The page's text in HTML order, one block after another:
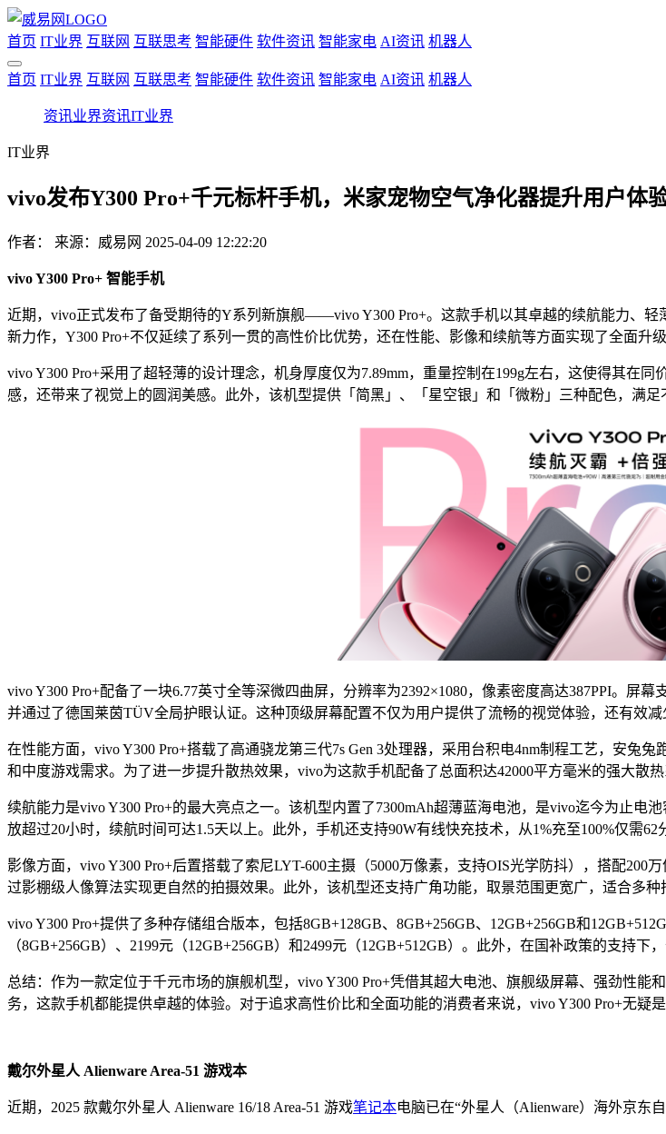
首页 IT业界 互联网 互联思考 智能硬件 软件资讯 智能家电 AI资讯 机器人
首页 IT业界 互联网 互联思考 智能硬件 软件资讯 智能家电 AI资讯 机器人
资讯业界资讯IT业界
IT业界
vivo发布Y300 Pro+千元标杆手机，米家宠物空气净化器提升用户体
作者： 来源：威易网 2025-04-09 12:22:20
vivo Y300 Pro+ 智能手机
近期，vivo正式发布了备受期待的Y系列新旗舰——vivo Y300 Pro+。这款手机以其卓越的续航能力、
新力作，Y300 Pro+不仅延续了系列一贯的高性价比优势，还在性能、影像和续航等方面实现了全面升级
vivo Y300 Pro+采用了超轻薄的设计理念，机身厚度仅为7.89mm，重量控制在199g左右，这使得其在
感，还带来了视觉上的圆润美感。此外，该机型提供「简黑」、「星空银」和「微粉」三种配色，满足
vivo Y300 Pro+配备了一块6.77英寸全等深微四曲屏，分辨率为2392×1080，像素密度高达387PPI。屏
并通过了德国莱茵TÜV全局护眼认证。这种顶级屏幕配置不仅为用户提供了流畅的视觉体验，还有效减
在性能方面，vivo Y300 Pro+搭载了高通骁龙第三代7s Gen 3处理器，采用台积电4nm制程工艺，安兔
和中度游戏需求。为了进一步提升散热效果，vivo为这款手机配备了总面积达42000平方毫米的强大散
续航能力是vivo Y300 Pro+的最大亮点之一。该机型内置了7300mAh超薄蓝海电池，是vivo迄今为止
放超过20小时，续航时间可达1.5天以上。此外，手机还支持90W有线快充技术，从1%充至100%仅需
影像方面，vivo Y300 Pro+后置搭载了索尼LYT-600主摄（5000万像素，支持OIS光学防抖），搭配
过影棚级人像算法实现更自然的拍摄效果。此外，该机型还支持广角功能，取景范围更宽广，适合多种
vivo Y300 Pro+提供了多种存储组合版本，包括8GB+128GB、8GB+256GB、12GB+256GB和
（8GB+256GB）、2199元（12GB+256GB）和2499元（12GB+512GB）。此外，在国补政策的支持下
总结：作为一款定位于千元市场的旗舰机型，vivo Y300 Pro+凭借其超大电池、旗舰级屏幕、强劲性
务，这款手机都能提供卓越的体验。对于追求高性价比和全面功能的消费者来说，vivo Y300 Pro+无疑
戴尔外星人 Alienware Area-51 游戏本
近期，2025 款戴尔外星人 Alienware 16/18 Area-51 游戏笔记本电脑已在“外星人（Alienware）海外京东